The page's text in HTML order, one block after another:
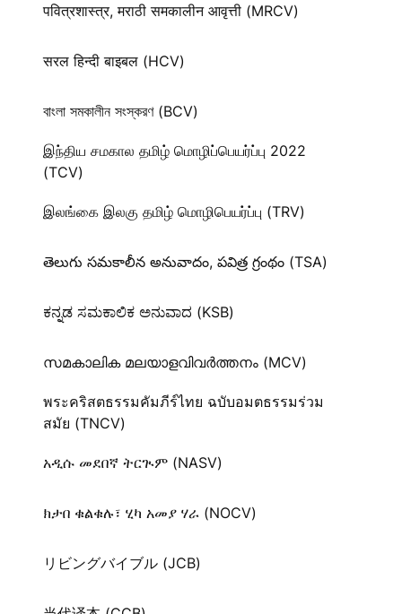
पवित्रशास्त्र, मराठी समकालीन आवृत्ती (MRCV)
सरल हिन्दी बाइबल (HCV)
বাংলা সমকালীন সংস্করণ (BCV)
இந்திய சமகால தமிழ் மொழிப்பெயர்ப்பு 2022
(TCV)
இலங்கை இலகு தமிழ் மொழிபெயர்ப்பு (TRV)
తెలుగు సమకాలీన అనువాదం, పవిత్ర గ్రంథం (TSA)
ಕನ್ನಡ ಸಮಕಾಲಿಕ ಅನುವಾದ (KSB)
സമകാലിക മലയാളവിവർത്തനം (MCV)
พระคริสตธรรมคัมภีร์ไทย ฉบับอมตธรรมร่วม
สมัย (TNCV)
አዲሱ መደበኛ ትርጒም (NASV)
ክታበ ቁልቁሉ፣ ሂካ አመያ ሃራ (NOCV)
リビングバイブル (JCB)